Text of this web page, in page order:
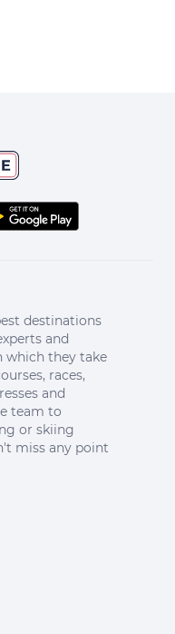
destinations
and
which they take
races,
and
team to
or skiing
miss any point